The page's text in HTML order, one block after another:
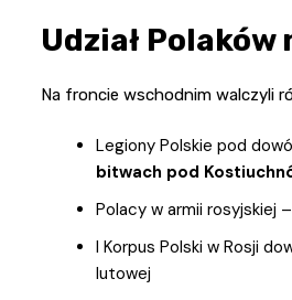
Udział
Na froncie wschodnim walczyli
Legiony Polskie pod
bitwach pod
Polacy w armii rosyjskiej
I Korpus Polski w Rosji
lutowej